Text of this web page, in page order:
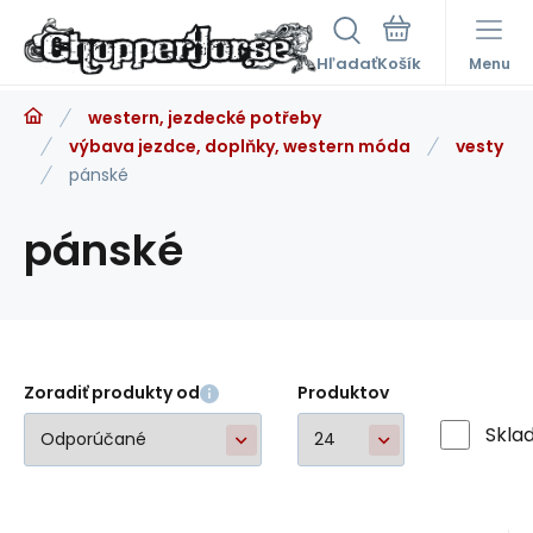
Hľadať Menu
western, jezdecké potřeby
výbava jezdce, doplňky, western móda
vesty
pánské
pánské
Zoradiť produkty od Produktov